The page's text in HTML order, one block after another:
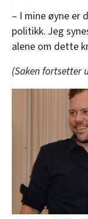
– I mine øyne
politikk. Jeg
alene om dette
(Saken fortsetter